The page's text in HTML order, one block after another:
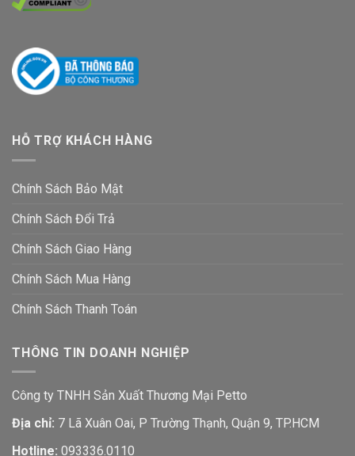
HỖ TRỢ KHÁCH HÀNG
Chính Sách Bảo Mật
Chính Sách Đổi Trả
Chính Sách Giao Hàng
Chính Sách Mua Hàng
Chính Sách Thanh Toán
THÔNG TIN DOANH NGHIỆP
Công ty TNHH Sản Xuất Thương Mại Petto
Địa chỉ: 7 Lã Xuân Oai, P Trường Thạnh, Quận 9, TP.HCM
Hotline: 093336.0110